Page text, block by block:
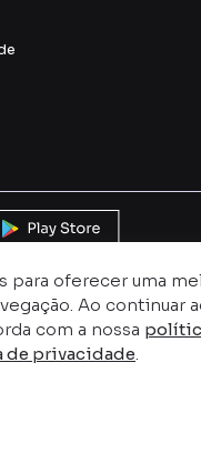
para oferecer uma
Ao continuar
com a nossa
de privacidade.
reCAPTCHA e pela